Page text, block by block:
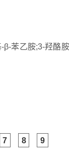
苯乙胺;3-羟酪
7 8 9